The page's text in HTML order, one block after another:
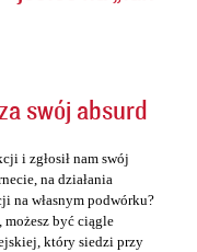
swój absurd
i zgłosił nam swój
na działania
na własnym podwórku?
możesz być ciągle
który siedzi przy